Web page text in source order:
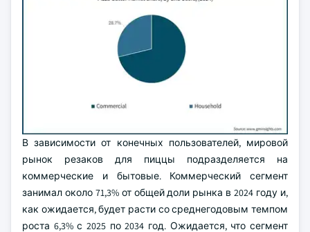
В зависимости от конечных пользователей, мировой
рынок резаков для пиццы подразделяется на
коммерческие и бытовые. Коммерческий сегмент
занимал около 71,3% от общей доли рынка в 2024 году и,
как ожидается, будет расти со среднегодовым темпом
роста 6,3% с 2025 по 2034 год. Ожидается, что сегмент